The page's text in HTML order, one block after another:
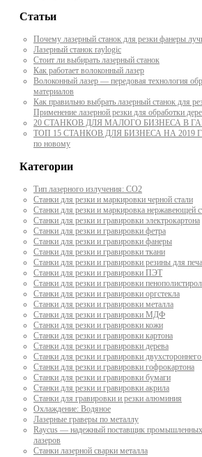
Статьи
Почему лазерный станок для резки фанеры
Лазерный станок raylogic
Стоит ли выбирать лазерный станок
Как работает волоконный лазер
Волоконный лазер — передовая технология
материалов
Как правильно выбрать лазерный станок для
Применение лазерной резки для обработки
20 СТАНКОВ ДЛЯ МАЛОГО БИЗНЕСА В
ТОП 15 СТАНКОВ ДЛЯ БИЗНЕСА НА 2019
по новому
Категории
Тип лазерного излучения: СО2
Станки для резки и маркировки черной стали
Станки для резки и маркировка нержавеющей
Станки для резки и гравировки электрокартона
Станки для резки и гравировки фетра
Станки для резки и гравировки фанеры
Станки для резки и гравировки ткани
Станки для резки и гравировки резины для
Станки для резки и гравировки ПЭТ
Станки для резки и гравировки
Станки для резки и гравировки оргстекла
Станки для резки и гравировки металла
Станки для резки и гравировки МДФ
Станки для резки и гравировки кожи
Станки для резки и гравировки картона
Станки для резки и гравировки дерева
Станки для резки и гравировки
Станки для резки и гравировки гофрокартона
Станки для резки и гравировки бумаги
Станки для резки и гравировки акрила
Станки для гравировки и резки алюминия
Охлаждение: Водяное
Лазерные граверы по металлу
Raycus — надежный поставщик
лазеров
Cтанки лазерной сварки металла